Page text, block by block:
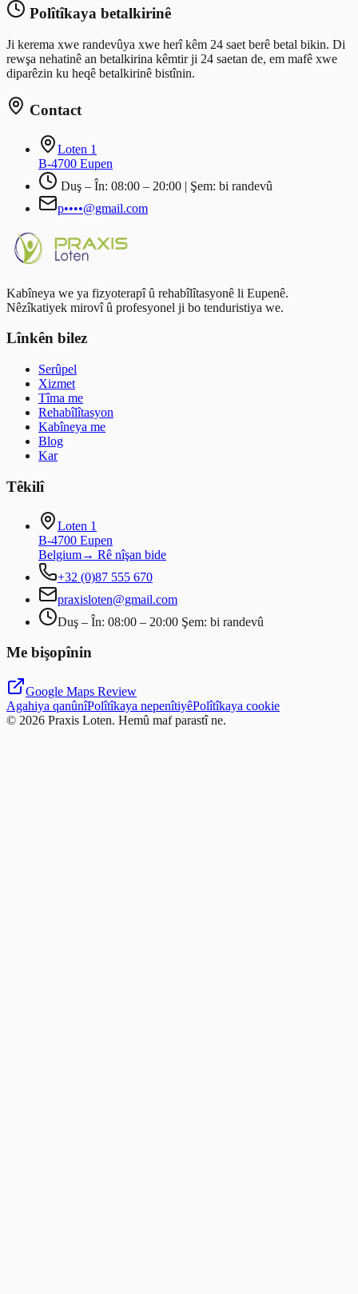
Polîtîkaya betalkirinê
Ji kerema xwe randevûya xwe herî kêm 24 saet berê betal bikin. Di
rewşa nehatinê an betalkirina kêmtir ji 24 saetan de, em mafê xwe
diparêzin ku heqê betalkirinê bistînin.
Contact
Loten 1
B-4700 Eupen
Duş – În: 08:00 – 20:00 | Şem: bi randevû
p••••@gmail.com
Kabîneya we ya fizyoterapî û rehabîlîtasyonê li Eupenê.
Nêzîkatiyek mirovî û profesyonel ji bo tenduristiya we.
Lînkên bilez
Serûpel
Xizmet
Tîma me
Rehabîlîtasyon
Kabîneya me
Blog
Kar
Têkilî
Loten 1
B-4700 Eupen
Belgium→ Rê nîşan bide
+32 (0)87 555 670
praxisloten@gmail.com
Duş – În: 08:00 – 20:00 Şem: bi randevû
Me bişopînin
Google Maps Review
Agahiya qanûnîPolîtîkaya nepenîtiyêPolîtîkaya cookie
© 2026 Praxis Loten. Hemû maf parastî ne.